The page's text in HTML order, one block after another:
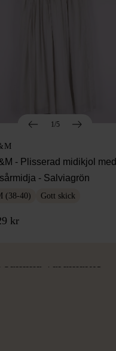
1/5
- Plisserad midikjol med
- Salviagrön
(38-40) Gott skick
kr
varumärke